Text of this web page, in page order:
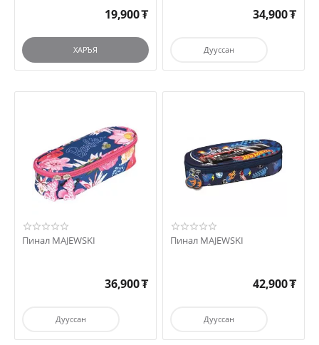
19,900₮
ХАРЪЯ
34,900₮
Дууссан
Пинал MAJEWSKI
36,900₮
Дууссан
Пинал MAJEWSKI
42,900₮
Дууссан